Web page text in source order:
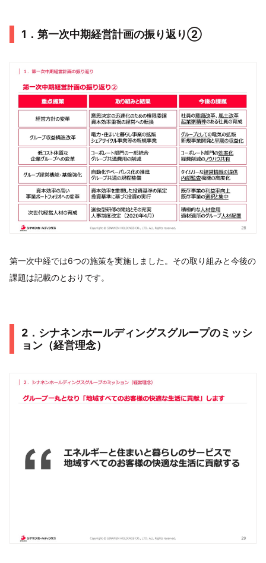
1．第一次中期経営計画の振り返り②
第一次中経では6つの施策を実施しました。その取り組みと今後の
課題は記載のとおりです。
2．シナネンホールディングスグループのミッシ
ョン（経営理念）